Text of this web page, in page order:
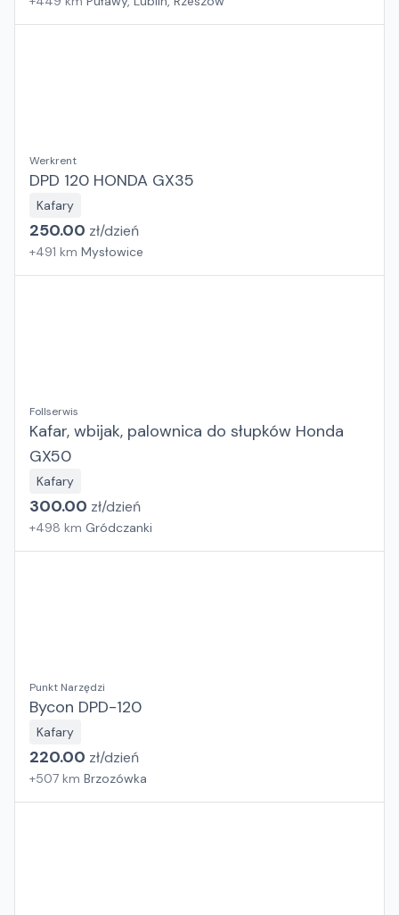
Werkrent
DPD 120 HONDA GX35
Kafary
250.00 zł/dzień
+491 km Mysłowice
Follserwis
Kafar, wbijak, palownica do słupków Honda
GX50
Kafary
300.00 zł/dzień
+498 km Gródczanki
Punkt Narzędzi
Bycon DPD-120
Kafary
220.00 zł/dzień
+507 km Brzozówka